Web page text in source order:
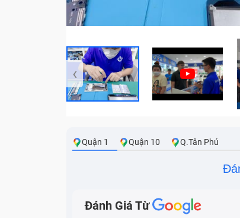
‹
Quận 1 Quận 10 Q.Tân Phú
Đánh Giá Từ